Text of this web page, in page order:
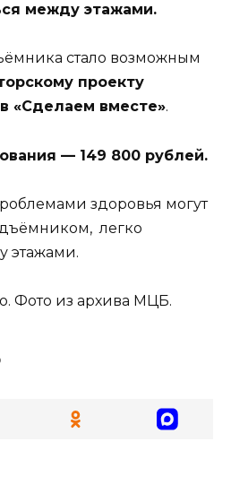
между этажами.
стало возможным
проекту
«Сделаем вместе».
— 149 800 рублей.
здоровья могут
легко
этажами.
Фото из архива МЦБ.